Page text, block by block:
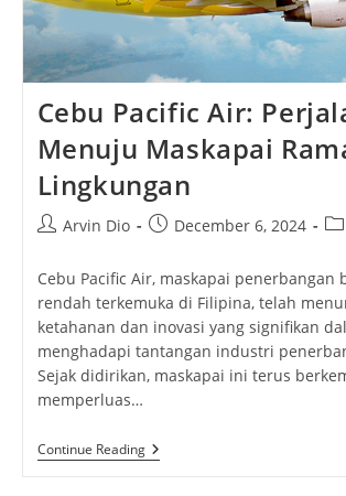
Cebu Pacific Air:
Menuju Maskapai
Lingkungan
PostArvin Dio
PostDecember 6, 2024
Cebu Pacific Air, maskapai penerbangan
rendah terkemuka di Filipina, telah
ketahanan dan inovasi yang signifikan
menghadapi tantangan industri
Sejak didirikan, maskapai ini terus
memperluas…
Continue ReadingCebu
Pacific